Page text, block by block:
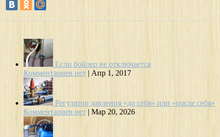
Если бойлер не отключается
Комментариев нет | Апр 1, 2017
Регулятор давления «до себя» или «после себя»
Комментариев нет | Мар 20, 2026